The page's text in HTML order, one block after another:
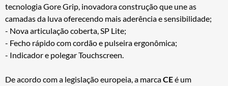
tecnologia Gore Grip, inovadora construção que une as
camadas da luva oferecendo mais aderência e sensibilidade;
- Nova articulação coberta, SP Lite;
- Fecho rápido com cordão e pulseira ergonômica;
- Indicador e polegar Touchscreen.
De acordo com a legislação europeia, a marcaCEé um